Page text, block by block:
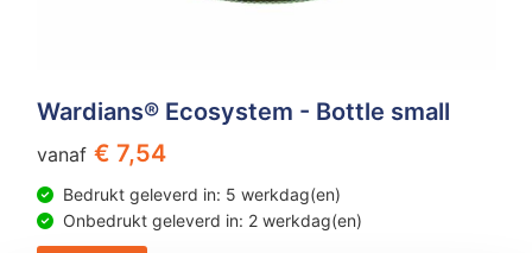
Wardians® Ecosystem - Bottle small
vanaf € 7,54
Bedrukt geleverd in: 5 werkdag(en)
Onbedrukt geleverd in: 2 werkdag(en)